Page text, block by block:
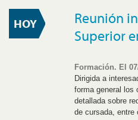
HOY
Reunión
Superior
Formación. El
Dirigida a
forma general los
detallada sobre
de cursada, entre